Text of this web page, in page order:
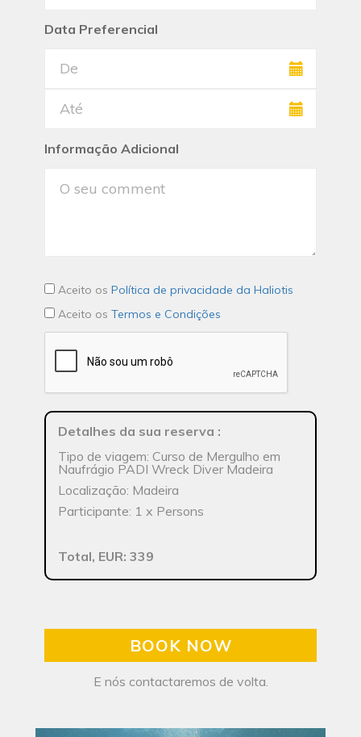
Data Preferencial
Informação Adicional
Aceito os Política de privacidade da Haliotis
Aceito os Termos e Condições
Detalhes da sua reserva :
Tipo de viagem: Curso de Mergulho em
Naufrágio PADI Wreck Diver Madeira
Localização: Madeira
Participante: 1 x Persons
Total, EUR: 339
BOOK NOW
E nós contactaremos de volta.